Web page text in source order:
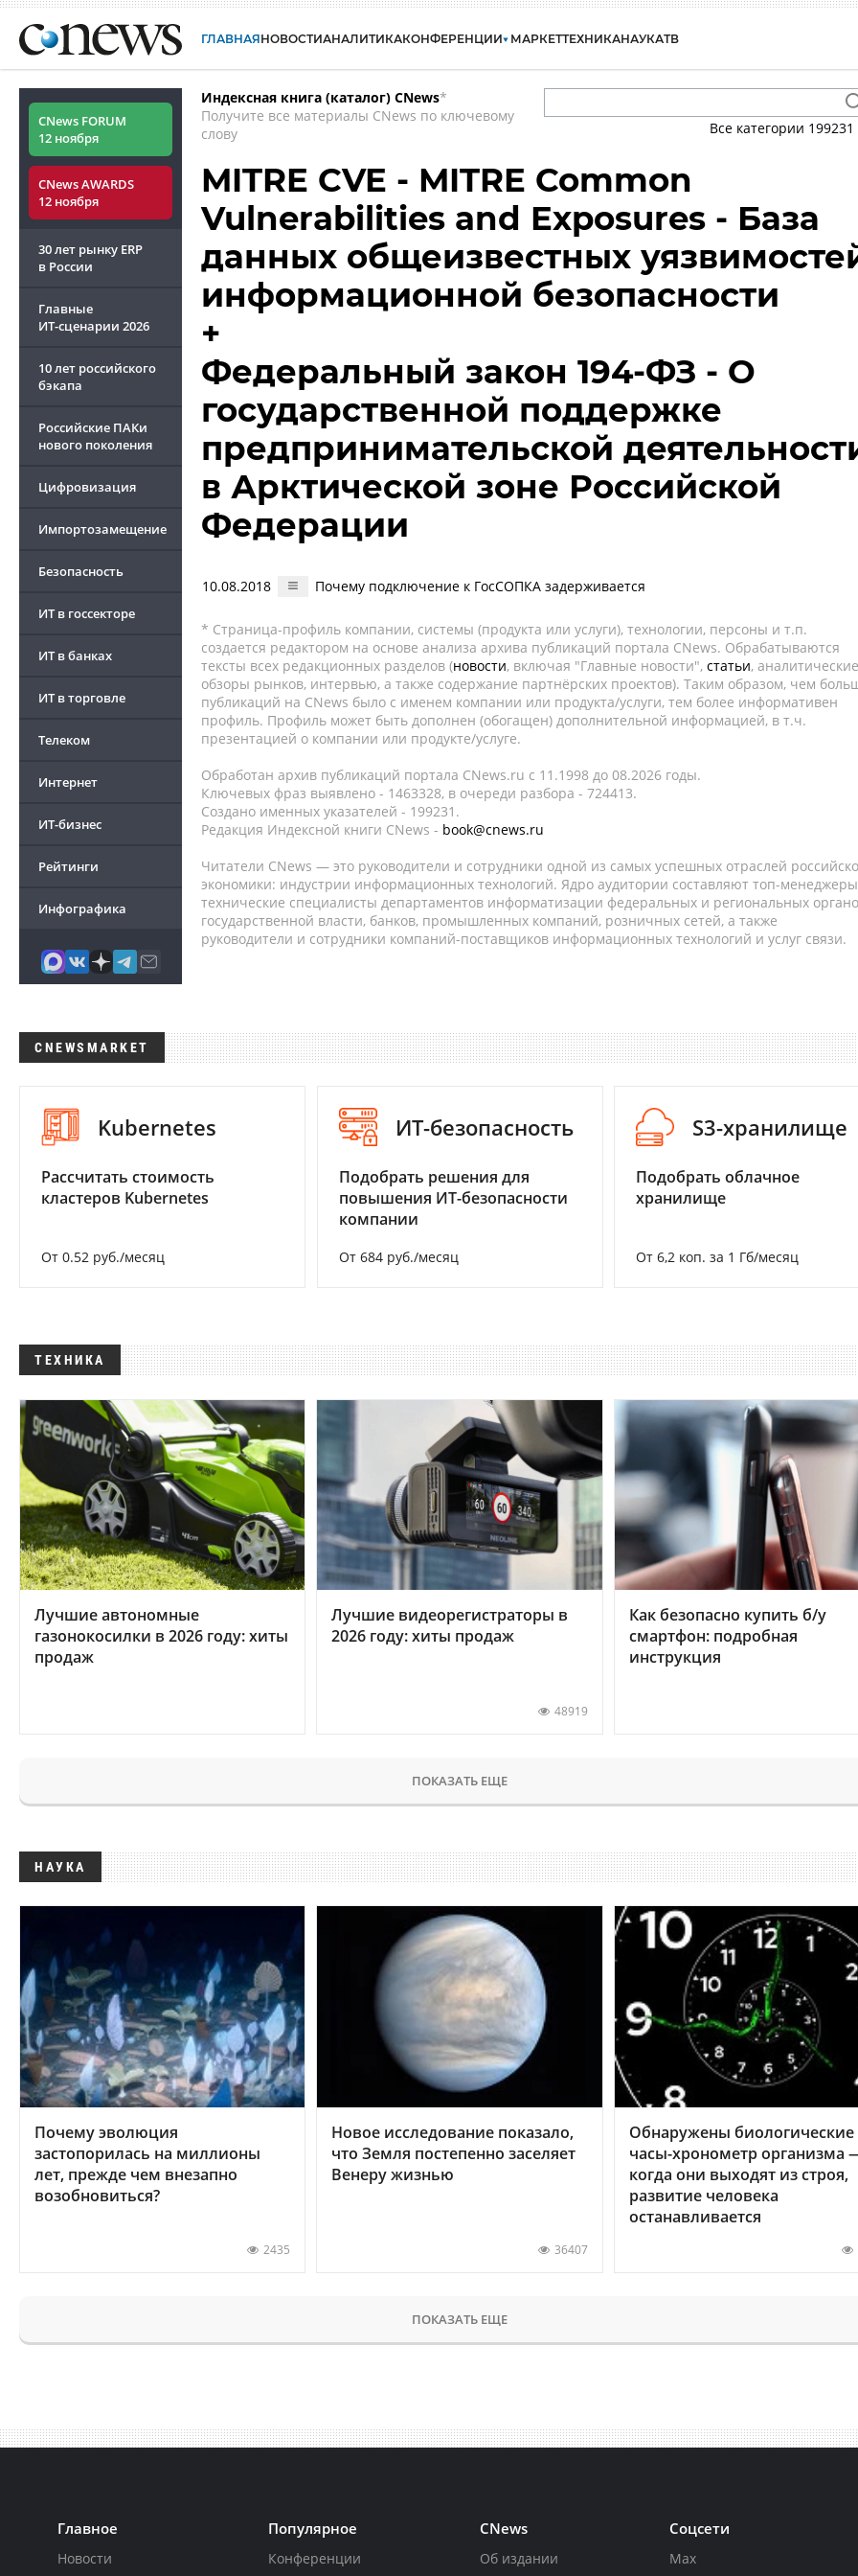
ГЛАВНАЯНОВОСТИАНАЛИТИКАКОНФЕРЕНЦИИ МАРКЕТТЕХНИКАНАУКАТВ
CNews FORUM
12 ноября
CNews AWARDS
12 ноября
30 лет рынку ERP
в России
Главные
ИТ-сценарии 2026
10 лет российского
бэкапа
Российские ПАКи
нового поколения
Цифровизация
Импортозамещение
Безопасность
ИТ в госсекторе
ИТ в банках
ИТ в торговле
Телеком
Интернет
ИТ-бизнес
Рейтинги
Инфографика
Индексная книга (каталог) CNews*
Получите все материалы CNews по ключевому
слову
Все категории 199231
MITRE CVE - MITRE Common
Vulnerabilities and Exposures - База
данных общеизвестных
информационной безопасности
+
Федеральный закон 194-ФЗ - О
государственной поддержке
предпринимательской
в Арктической зоне Российской
Федерации
10.08.2018 Почему подключение к ГосСОПКА задерживается
* Страница-профиль компании, системы (продукта или услуги), технологии, персоны и т.п.
создается редактором на основе анализа архива публикаций портала CNews. Обрабатываются
тексты всех редакционных разделов (новости, включая "Главные новости", статьи, аналитические
обзоры рынков, интервью, а также содержание партнёрских проектов). Таким образом, чем
публикаций на CNews было с именем компании или продукта/услуги, тем более информативен
профиль. Профиль может быть дополнен (обогащен) дополнительной информацией, в т.ч.
презентацией о компании или продукте/услуге.
Обработан архив публикаций портала CNews.ru c 11.1998 до 08.2026 годы.
Ключевых фраз выявлено - 1463328, в очереди разбора - 724413.
Создано именных указателей - 199231.
Редакция Индексной книги CNews - book@cnews.ru
Читатели CNews — это руководители и сотрудники одной из самых успешных отраслей
экономики: индустрии информационных технологий. Ядро аудитории составляют топ-
технические специалисты департаментов информатизации федеральных и региональных
государственной власти, банков, промышленных компаний, розничных сетей, а также
руководители и сотрудники компаний-поставщиков информационных технологий и услуг связи.
CNEWSMARKET
Kubernetes
Рассчитать стоимость
кластеров Kubernetes
От 0.52 руб./месяц
ИТ-безопасность
Подобрать решения для
повышения ИТ-безопасности
компании
От 684 руб./месяц
S3-хранилище
Подобрать облачное
хранилище
От 6,2 коп. за 1 Гб/месяц
ТЕХНИКА
Лучшие автономные
газонокосилки в 2026 году: хиты
продаж
Лучшие видеорегистраторы в
2026 году: хиты продаж
48919
Как безопасно купить б/у
смартфон: подробная
инструкция
ПОКАЗАТЬ ЕЩЕ
НАУКА
Почему эволюция
застопорилась на миллионы
лет, прежде чем внезапно
возобновиться?
2435
Новое исследование показало,
что Земля постепенно заселяет
Венеру жизнью
36407
Обнаружены биологические
часы-хронометр организма
когда они выходят из строя,
развитие человека
останавливается
ПОКАЗАТЬ ЕЩЕ
Главное
Новости
Популярное
Конференции
CNews
Об издании
Соцсети
Max